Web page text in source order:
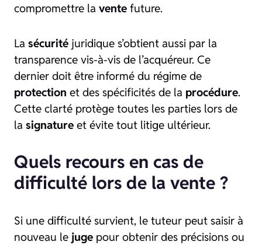
compromettre la vente future.
La sécurité juridique s’obtient aussi par la
transparence vis-à-vis de l’acquéreur. Ce
dernier doit être informé du régime de
protection et des spécificités de la procédure.
Cette clarté protège toutes les parties lors de
la signature et évite tout litige ultérieur.
Quels recours en cas de
difficulté lors de la vente ?
Si une difficulté survient, le tuteur peut saisir à
nouveau le juge pour obtenir des précisions ou